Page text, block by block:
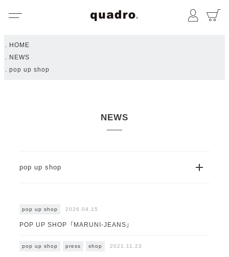
マイペ
HOME
NEWS
pop up shop
NEWS
pop up shop
pop up shop 2026.04.15
POP UP SHOP「MARUNI-JEANS」
pop up shop press shop 2021.11.23